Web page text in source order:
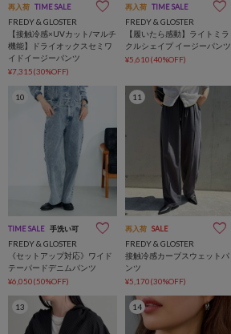
再入荷 TIME SALE
FREDY & GLOSTER
【接触冷感×UVカット/マルチ
機能】ドライオックスセミワ
イドイージーパンツ
¥7,315(30%OFF)
再入荷 TIME SALE
FREDY & GLOSTER
【履いたら感動】ライトミラ
クルシェイプ イージーパンツ
¥5,610(40%OFF)
10
TIME SALE 手洗い可
FREDY & GLOSTER
《セットアップ対応》ワイド
テーパードデニムパンツ
¥6,050(50%OFF)
11
再入荷 SALE
FREDY & GLOSTER
接触冷感カーブスウェットパ
ンツ
¥5,170(30%OFF)
13 14